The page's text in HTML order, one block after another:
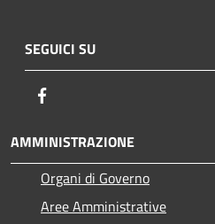
SEGUICI SU
AMMINISTRAZIONE
Organi di Governo
Aree Amministrative